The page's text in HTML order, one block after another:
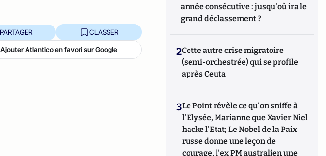
PARTAGER CLASSER
Ajouter Atlantico en favori sur Google
année consécutive : jusqu'où ira le
grand déclassement ?
2Cette autre crise migratoire
(semi-orchestrée) qui se profile
après Ceuta
3Le Point révèle ce qu'on sniffe à
l'Elysée, Marianne que Xavier Niel
hacke l'Etat; Le Nobel de la Paix
russe donne une leçon de
courage, l'ex PM australien une